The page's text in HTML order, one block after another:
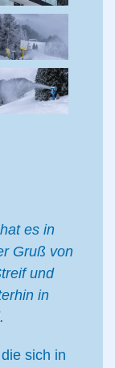
es in
Gruß von
und
in
sich in